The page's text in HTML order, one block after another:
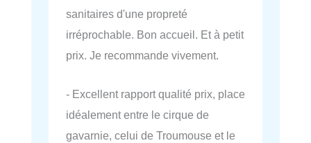
sanitaires d'une propreté
irréprochable. Bon accueil. Et à petit
prix. Je recommande vivement.
- Excellent rapport qualité prix, place
idéalement entre le cirque de
gavarnie, celui de Troumouse et le